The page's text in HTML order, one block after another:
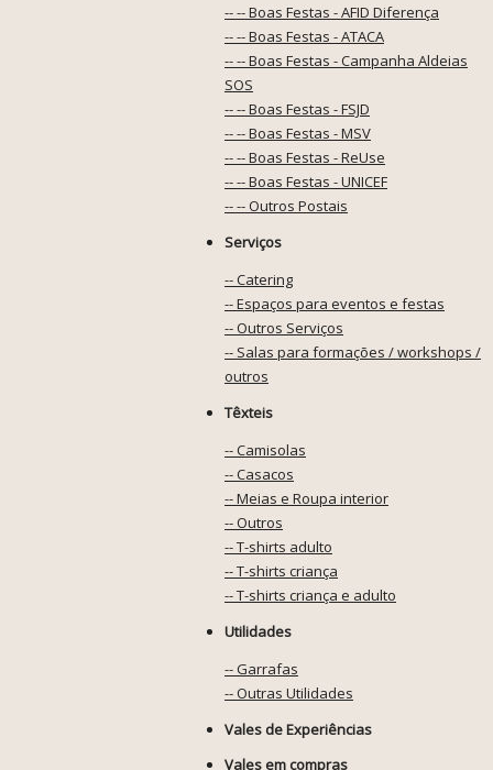
-- -- Boas Festas - AFID Diferença
-- -- Boas Festas - ATACA
-- -- Boas Festas - Campanha Aldeias
SOS
-- -- Boas Festas - FSJD
-- -- Boas Festas - MSV
-- -- Boas Festas - ReUse
-- -- Boas Festas - UNICEF
-- -- Outros Postais
Serviços
-- Catering
-- Espaços para eventos e festas
-- Outros Serviços
-- Salas para formações / workshops /
outros
Têxteis
-- Camisolas
-- Casacos
-- Meias e Roupa interior
-- Outros
-- T-shirts adulto
-- T-shirts criança
-- T-shirts criança e adulto
Utilidades
-- Garrafas
-- Outras Utilidades
Vales de Experiências
Vales em compras